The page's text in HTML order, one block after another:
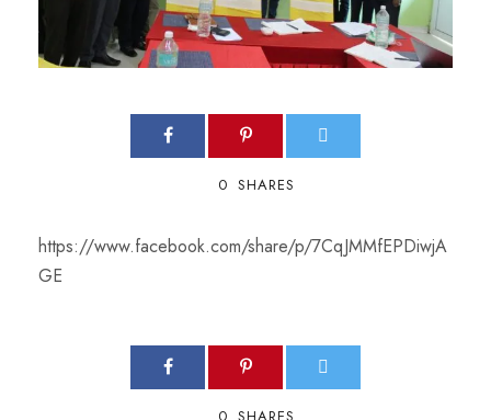
0 SHARES
https://www.facebook.com/share/p/7CqJMMfEPDiwjA
GE